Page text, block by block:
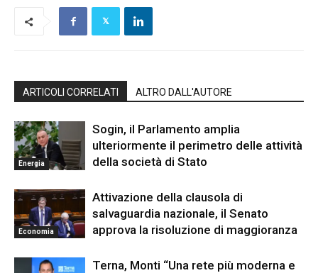
ARTICOLI CORRELATI ALTRO DALL'AUTORE
Energia
Sogin, il Parlamento amplia
ulteriormente il perimetro delle attività
della società di Stato
Economia
Attivazione della clausola di
salvaguardia nazionale, il Senato
approva la risoluzione di maggioranza
Terna, Monti “Una rete più moderna e